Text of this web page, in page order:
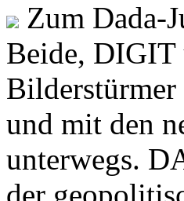
Zum Dada-
Beide, DIGIT
Bilderstürmer
und mit den
unterwegs.